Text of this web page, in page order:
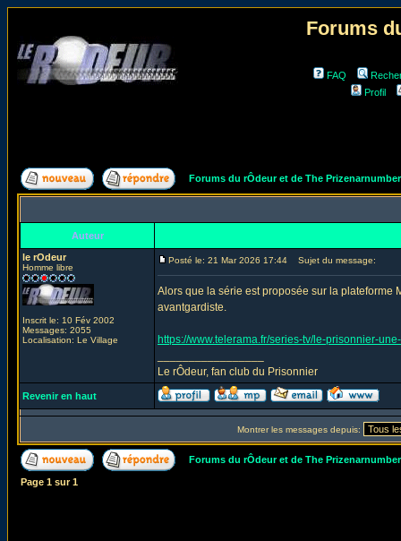
Forums
FAQ
Profil
Forums du rÔdeur et de The
Auteur
le rOdeur
Homme libre
Inscrit le: 10 Fév 2002
Messages: 2055
Localisation: Le Village
Posté le: 21 Mar 2026 17:44 Sujet du message:
Alors que la série est proposée sur la plateforme
avantgardiste.
https://www.telerama.fr/series-tv/le-prisonnier-
Le rÔdeur, fan club du Prisonnier
Revenir en haut
Montrer les messages depuis:
Forums du rÔdeur et de The
Page 1 sur1